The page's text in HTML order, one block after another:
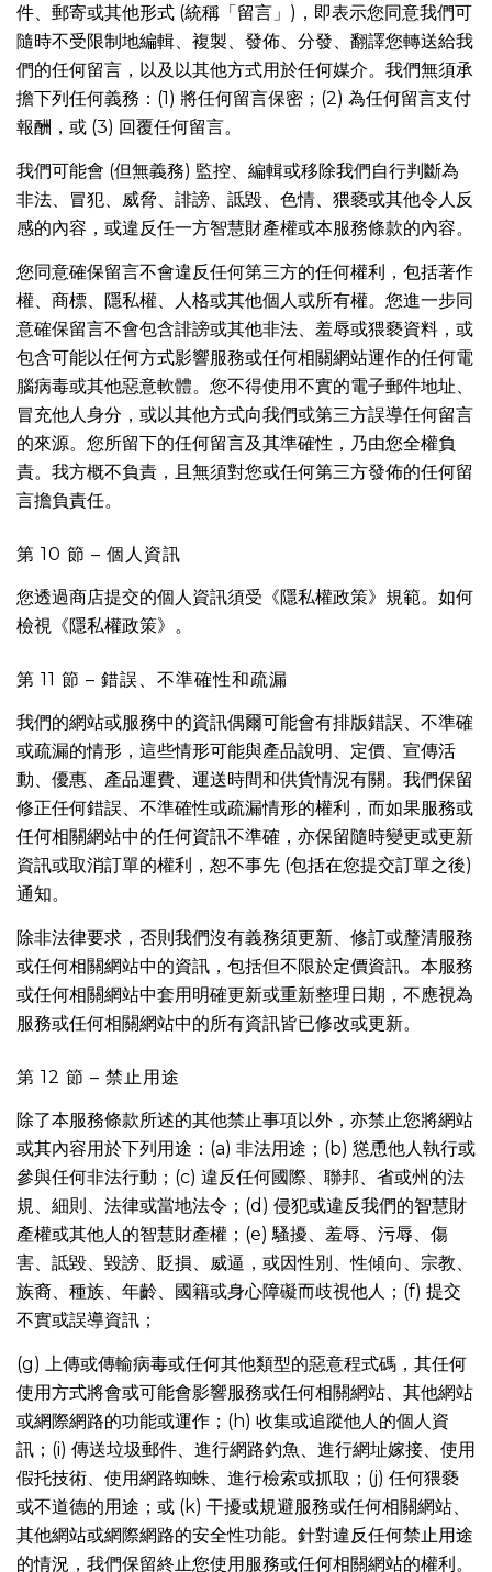
件、郵寄或其他形式 (統稱「留言」)，即表示您同意我們可
隨時不受限制地編輯、複製、發佈、分發、翻譯您轉送給我
們的任何留言，以及以其他方式用於任何媒介。我們無須承
擔下列任何義務：(1) 將任何留言保密；(2) 為任何留言支付
報酬，或 (3) 回覆任何留言。
我們可能會 (但無義務) 監控、編輯或移除我們自行判斷為
非法、冒犯、威脅、誹謗、詆毀、色情、猥褻或其他令人反
感的內容，或違反任一方智慧財產權或本服務條款的內容。
您同意確保留言不會違反任何第三方的任何權利，包括著作
權、商標、隱私權、人格或其他個人或所有權。您進一步同
意確保留言不會包含誹謗或其他非法、羞辱或猥褻資料，或
包含可能以任何方式影響服務或任何相關網站運作的任何電
腦病毒或其他惡意軟體。您不得使用不實的電子郵件地址、
冒充他人身分，或以其他方式向我們或第三方誤導任何留言
的來源。您所留下的任何留言及其準確性，乃由您全權負
責。我方概不負責，且無須對您或任何第三方發佈的任何留
言擔負責任。
第 10 節 – 個人資訊
您透過商店提交的個人資訊須受《隱私權政策》規範。如何
檢視《隱私權政策》。
第 11 節 – 錯誤、不準確性和疏漏
我們的網站或服務中的資訊偶爾可能會有排版錯誤、不準確
或疏漏的情形，這些情形可能與產品說明、定價、宣傳活
動、優惠、產品運費、運送時間和供貨情況有關。我們保留
修正任何錯誤、不準確性或疏漏情形的權利，而如果服務或
任何相關網站中的任何資訊不準確，亦保留隨時變更或更新
資訊或取消訂單的權利，恕不事先 (包括在您提交訂單之後)
通知。
除非法律要求，否則我們沒有義務須更新、修訂或釐清服務
或任何相關網站中的資訊，包括但不限於定價資訊。本服務
或任何相關網站中套用明確更新或重新整理日期，不應視為
服務或任何相關網站中的所有資訊皆已修改或更新。
第 12 節 – 禁止用途
除了本服務條款所述的其他禁止事項以外，亦禁止您將網站
或其內容用於下列用途：(a) 非法用途；(b) 慫恿他人執行或
參與任何非法行動；(c) 違反任何國際、聯邦、省或州的法
規、細則、法律或當地法令；(d) 侵犯或違反我們的智慧財
產權或其他人的智慧財產權；(e) 騷擾、羞辱、污辱、傷
害、詆毀、毀謗、貶損、威逼，或因性別、性傾向、宗教、
族裔、種族、年齡、國籍或身心障礙而歧視他人；(f) 提交
不實或誤導資訊；
(g) 上傳或傳輸病毒或任何其他類型的惡意程式碼，其任何
使用方式將會或可能會影響服務或任何相關網站、其他網站
或網際網路的功能或運作；(h) 收集或追蹤他人的個人資
訊；(i) 傳送垃圾郵件、進行網路釣魚、進行網址嫁接、使用
假托技術、使用網路蜘蛛、進行檢索或抓取；(j) 任何猥褻
或不道德的用途；或 (k) 干擾或規避服務或任何相關網站、
其他網站或網際網路的安全性功能。針對違反任何禁止用途
的情況，我們保留終止您使用服務或任何相關網站的權利。